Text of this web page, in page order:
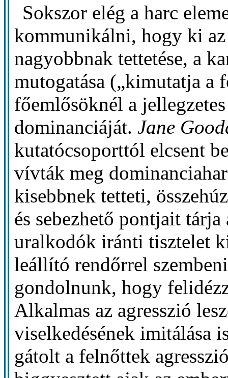
Sokszor elég a harc
kommunikálni, hogy ki
nagyobbnak tettetése, a
mutogatása („kimutatja a
főemlősöknél a
dominanciáját.Jane
kutatócsoporttól elcsent
vívták meg
kisebbnek tetteti,
és sebezhető pontjait
uralkodók iránti tisztelet
leállító rendőrrel
gondolnunk, hogy
Alkalmas az agresszió
viselkedésének imitálása
gátolt a felnőttek